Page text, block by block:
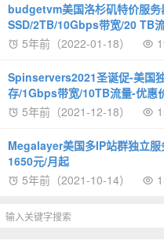
budgetvm美国洛杉矶特价服
SSD/2TB/10Gbps带宽/20 TB
5年前（2022-01-18）
Spinservers2021圣诞促-美国
存/1Gbps带宽/10TB流量-优惠
5年前（2021-12-18）
Megalayer美国多IP站群独立
1650元/月起
5年前（2021-10-14）